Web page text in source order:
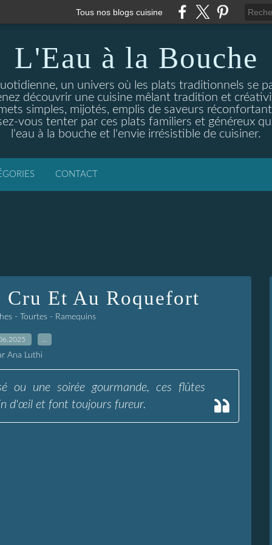
Tous nos blogs cuisine
L'Eau à la Bouche
un univers où les plats traditionnels se
découvrir une cuisine mêlant tradition et
simples, mijotés, emplis de saveurs
vous tenter par ces plats familiers et généreux
l'eau à la bouche et l'envie irrésistible de cuisiner.
CONTACT
Cru Et Au Roquefort
- Tourtes - Ramequins
Ana Luthi
ou une soirée gourmande, ces flûtes
d'œil et font toujours fureur.